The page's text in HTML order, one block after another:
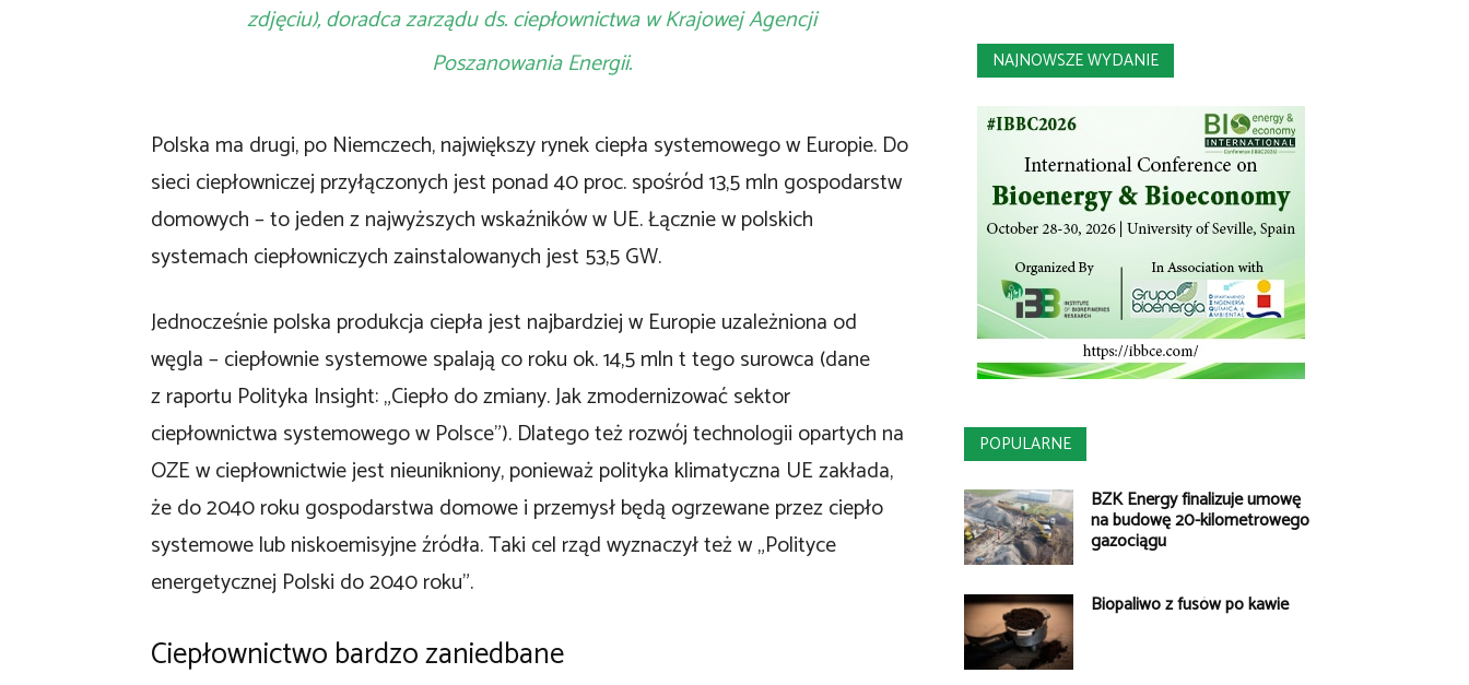
zdjęciu), doradca zarządu ds. ciepłownictwa w Krajowej Agencji
Poszanowania Energii.
Polska ma drugi, po Niemczech, największy rynek ciepła systemowego w Europie. Do
sieci ciepłowniczej przyłączonych jest ponad 40 proc. spośród 13,5 mln gospodarstw
domowych – to jeden z najwyższych wskaźników w UE. Łącznie w polskich
systemach ciepłowniczych zainstalowanych jest 53,5 GW.
Jednocześnie polska produkcja ciepła jest najbardziej w Europie uzależniona od
węgla – ciepłownie systemowe spalają co roku ok. 14,5 mln t tego surowca (dane
z raportu Polityka Insight: „Ciepło do zmiany. Jak zmodernizować sektor
ciepłownictwa systemowego w Polsce”). Dlatego też rozwój technologii opartych na
OZE w ciepłownictwie jest nieunikniony, ponieważ polityka klimatyczna UE zakłada,
że do 2040 roku gospodarstwa domowe i przemysł będą ogrzewane przez ciepło
systemowe lub niskoemisyjne źródła. Taki cel rząd wyznaczył też w „Polityce
energetycznej Polski do 2040 roku”.
Ciepłownictwo bardzo zaniedbane
NAJNOWSZE WYDANIE
POPULARNE
BZK Energy finalizuje umowę
na budowę 20-kilometrowego
gazociągu
Biopaliwo z fusów po kawie